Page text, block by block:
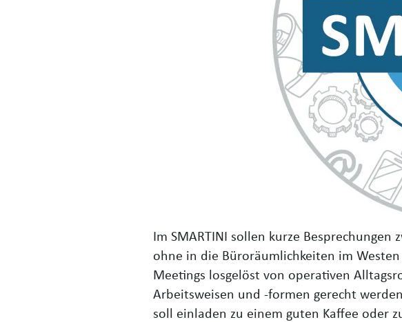
Im SMARTINI sollen kurze
ohne in die Büroräumlichkeiten im
Meetings losgelöst von operativen
Arbeitsweisen und -formen gerecht
soll einladen zu einem guten Kaffee oder